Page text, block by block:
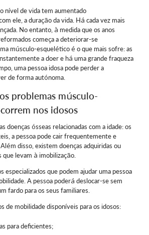
nível de vida tem aumentado
ele, a duração da vida. Há cada vez mais
No entanto, à medida que os anos
começa a deteriorar-se
músculo-esquelético é o que mais sofre: as
a doer e há uma grande fraqueza
uma pessoa idosa pode perder a
de forma autónoma.
problemas músculo-
nos idosos
doenças ósseas relacionadas com a idade: os
a pessoa pode cair frequentemente e
disso, existem doenças adquiridas ou
que levam à imobilização.
especializados que podem ajudar uma pessoa
A pessoa poderá deslocar-se sem
fardo para os seus familiares.
de mobilidade disponíveis para os idosos:
para deficientes;